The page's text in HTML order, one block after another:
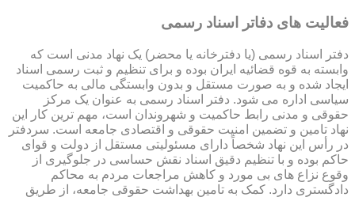
فعالیت های دفاتر اسناد رسمی
دفتر اسناد رسمی (یا دفترخانه یا محضر) یک نهاد مدنی است که
وابسته به قوه قضائیه ایران بوده و برای تنظیم و ثبت رسمی اسناد
ایجاد شده و به صورت مستقل و بدون وابستگی مالی به حاکمیت
سیاسی اداره می شود. دفتر اسناد رسمی به عنوان یک مرکز
حقوقی و مدنی رابط حاکمیت و شهروندان است، مهم ترین کار این
نهاد تامین و تضمین امنیت حقوقی و اقتصادی جامعه است. سردفتر
در رأس این نهاد شخصاً دارای مسئولیتی مستقل از دولت و قوای
حاکم بوده و با تنظیم دقیق اسناد نقش حساسی در جلوگیری از
وقوع نزاع های بی مورد و کاهش مراجعات مردم به محاکم
دادگستری دارد. کمک به تامین بهداشت حقوقی جامعه، از طریق